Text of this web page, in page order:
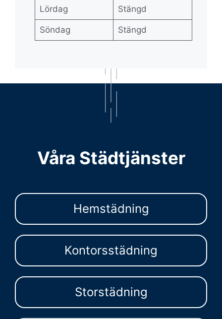
Lördag Stängd
Söndag Stängd
Våra Städtjänster
Hemstädning
Kontorsstädning
Storstädning